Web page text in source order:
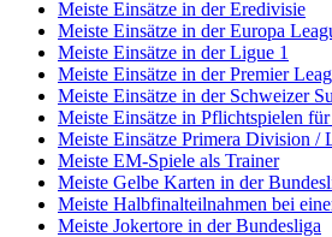
Meiste Einsätze in der Eredivisie
Meiste Einsätze in der Europa
Meiste Einsätze in der Ligue 1
Meiste Einsätze in der Premier
Meiste Einsätze in der Schweizer
Meiste Einsätze in Pflichtspielen
Meiste Einsätze Primera Division /
Meiste EM-Spiele als Trainer
Meiste Gelbe Karten in der
Meiste Halbfinalteilnahmen bei
Meiste Jokertore in der Bundesliga